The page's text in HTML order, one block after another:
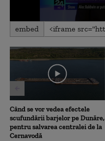
0
seconds
46
seconds
embed
Când se vor vedea efectele
scufundării barjelor pe Dunăre,
pentru salvarea centralei de la
Cernavodă